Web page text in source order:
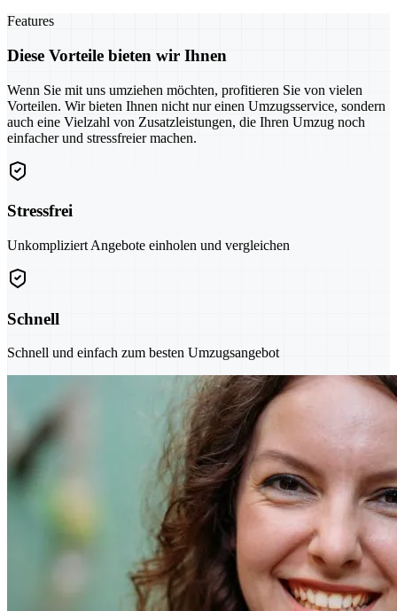
Features
Diese Vorteile bieten wir Ihnen
Wenn Sie mit uns umziehen möchten, profitieren Sie von vielen
Vorteilen. Wir bieten Ihnen nicht nur einen Umzugsservice, sondern
auch eine Vielzahl von Zusatzleistungen, die Ihren Umzug noch
einfacher und stressfreier machen.
Stressfrei
Unkompliziert Angebote einholen und vergleichen
Schnell
Schnell und einfach zum besten Umzugsangebot